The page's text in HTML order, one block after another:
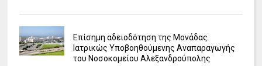
Επίσημη αδειοδότηση της Μονάδας
Ιατρικώς Υποβοηθούμενης Αναπαραγωγής
του Νοσοκομείου Αλεξανδρούπολης